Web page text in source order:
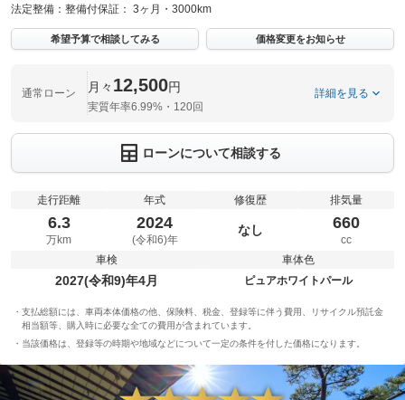
法定整備： 整備付保証： 3ヶ月・3000km
希望予算で相談してみる 価格変更をお知らせ
通常ローン 月々 12,500円
実質年率6.99%・120回
詳細を見る
ローンについて相談する
走行距離
6.3
万km
年式
2024
(令和6)年
修復歴
なし
排気量
660
cc
車検
2027(令和9)年4月
車体色
ピュアホワイトパール
支払総額には、車両本体価格の他、保険料、税金、登録等に伴う費用、リサイクル預託金
相当額等、購入時に必要な全ての費用が含まれています。
当該価格は、登録等の時期や地域などについて一定の条件を付した価格になります。